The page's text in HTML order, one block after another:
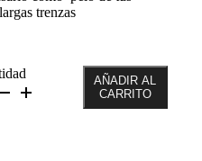
trenzas
AÑADIR AL
CARRITO